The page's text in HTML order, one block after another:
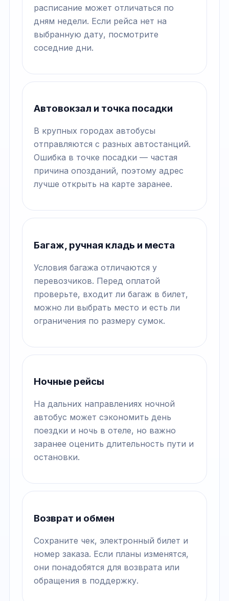
расписание может отличаться по
дням недели. Если рейса нет на
выбранную дату, посмотрите
соседние дни.
Автовокзал и точка посадки
В крупных городах автобусы
отправляются с разных автостанций.
Ошибка в точке посадки — частая
причина опозданий, поэтому адрес
лучше открыть на карте заранее.
Багаж, ручная кладь и места
Условия багажа отличаются у
перевозчиков. Перед оплатой
проверьте, входит ли багаж в билет,
можно ли выбрать место и есть ли
ограничения по размеру сумок.
Ночные рейсы
На дальних направлениях ночной
автобус может сэкономить день
поездки и ночь в отеле, но важно
заранее оценить длительность пути и
остановки.
Возврат и обмен
Сохраните чек, электронный билет и
номер заказа. Если планы изменятся,
они понадобятся для возврата или
обращения в поддержку.